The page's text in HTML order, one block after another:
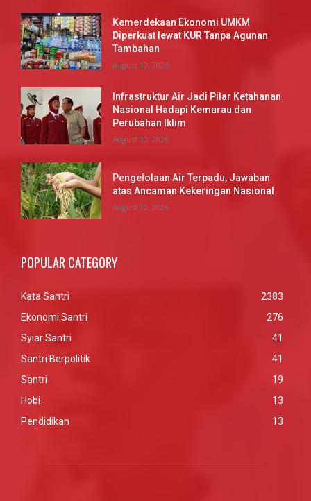
Kemerdekaan Ekonomi UMKM
Diperkuat lewat KUR Tanpa Agunan
Tambahan
August 10, 2026
Infrastruktur Air Jadi Pilar Ketahanan
Nasional Hadapi Kemarau dan
Perubahan Iklim
August 10, 2026
Pengelolaan Air Terpadu, Jawaban
atas Ancaman Kekeringan Nasional
August 10, 2026
POPULAR CATEGORY
Kata Santri
2383
Ekonomi Santri
276
Syiar Santri
41
Santri Berpolitik
41
Santri
19
Hobi
13
Pendidikan
13